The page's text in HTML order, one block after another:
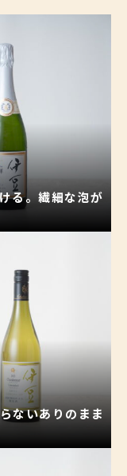
る。繊細な泡が
ないありのまま